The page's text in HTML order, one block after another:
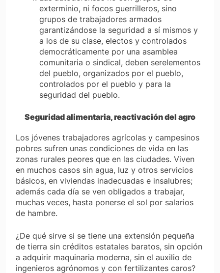
exterminio, ni focos guerrilleros, sino
grupos de trabajadores armados
garantizándose la seguridad a sí mismos y
a los de su clase, electos y controlados
democráticamente por una asamblea
comunitaria o sindical, deben serelementos
del pueblo, organizados por el pueblo,
controlados por el pueblo y para la
seguridad del pueblo.
Seguridad alimentaria, reactivación del agro
Los jóvenes trabajadores agrícolas y campesinos
pobres sufren unas condiciones de vida en las
zonas rurales peores que en las ciudades. Viven
en muchos casos sin agua, luz y otros servicios
básicos, en viviendas inadecuadas e insalubres;
además cada día se ven obligados a trabajar,
muchas veces, hasta ponerse el sol por salarios
de hambre.
¿De qué sirve si se tiene una extensión pequeña
de tierra sin créditos estatales baratos, sin opción
a adquirir maquinaria moderna, sin el auxilio de
ingenieros agrónomos y con fertilizantes caros?